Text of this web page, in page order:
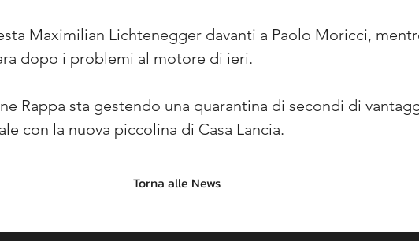
Maximilian Lichtenegger davanti a Paolo Moricci,
dopo i problemi al motore di ieri.
Rappa sta gestendo una quarantina di secondi di
con la nuova piccolina di Casa Lancia.
Torna alle News